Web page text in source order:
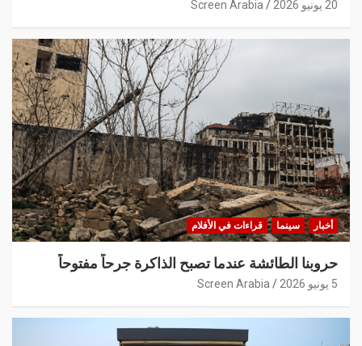
20 يونيو 2026 Screen Arabia
أخبار سينما قراءات في الأفلام
حروبنا الطائشة عندما تصبح الذاكرة جرحاً مفتوحاً
5 يونيو 2026 Screen Arabia